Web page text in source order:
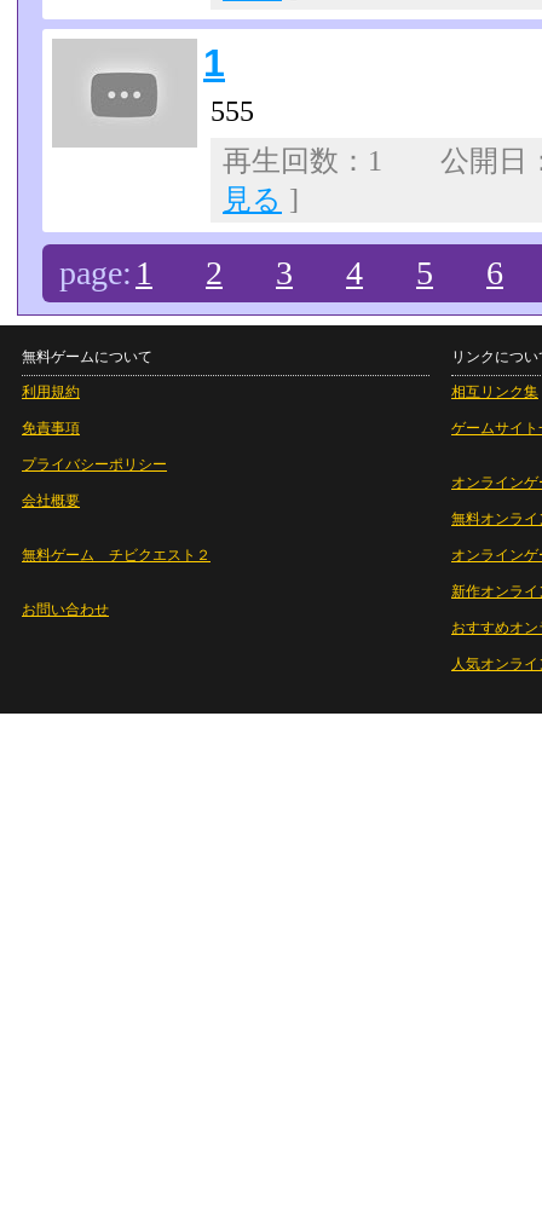
1
555
再生回数：1 公開
見る ]
page: 1 2 3 4 5 6
無料ゲームについて
利用規約
免責事項
プライバシーポリシー
会社概要
無料ゲーム チビクエスト２
お問い合わせ
リンクについ
相互リンク集
ゲームサイト
オンラインゲ
無料オンライ
オンライン
新作オンライ
おすすめオ
人気オンラ